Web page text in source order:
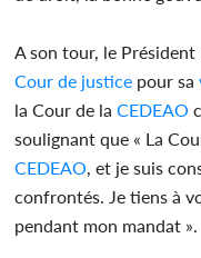
A son tour, le
Cour de justice pour sa
la Cour de la CEDEAO
soulignant que « La
CEDEAO , et je suis
confrontés. Je tiens à
pendant mon mandat ».